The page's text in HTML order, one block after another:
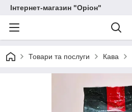
Інтернет-магазин "Оріон"
Товари та послуги Кава